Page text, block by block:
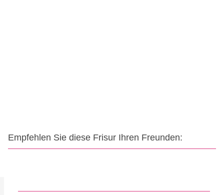
Empfehlen Sie diese Frisur Ihren Freunden: